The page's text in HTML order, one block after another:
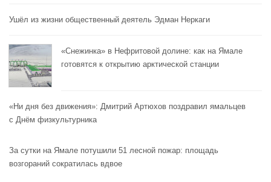
Ушёл из жизни общественный деятель Эдман Неркаги
«Снежинка» в Нефритовой долине: как на Ямале
готовятся к открытию арктической станции
«Ни дня без движения»: Дмитрий Артюхов поздравил ямальцев
с Днём физкультурника
За сутки на Ямале потушили 51 лесной пожар: площадь
возгораний сократилась вдвое